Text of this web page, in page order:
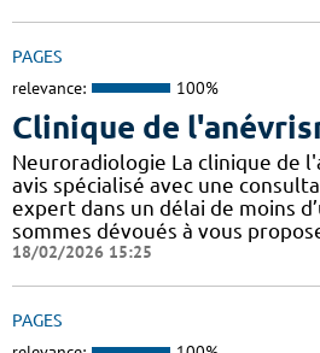
PAGES
relevance: 100%
Clinique de
Neuroradiologie La clinique de
avis spécialisé avec une
expert dans un délai de moins
sommes dévoués à vous
18/02/2026 15:25
PAGES